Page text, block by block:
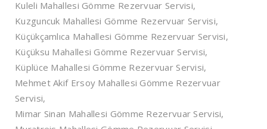
Kuleli Mahallesi Gömme Rezervuar Servisi,
Kuzguncuk Mahallesi Gömme Rezervuar Servisi,
Küçükçamlıca Mahallesi Gömme Rezervuar Servisi,
Küçüksu Mahallesi Gömme Rezervuar Servisi,
Küplüce Mahallesi Gömme Rezervuar Servisi,
Mehmet Akif Ersoy Mahallesi Gömme Rezervuar
Servisi,
Mimar Sinan Mahallesi Gömme Rezervuar Servisi,